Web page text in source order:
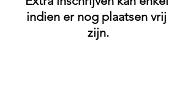
indien er nog plaatsen vrij
zijn.